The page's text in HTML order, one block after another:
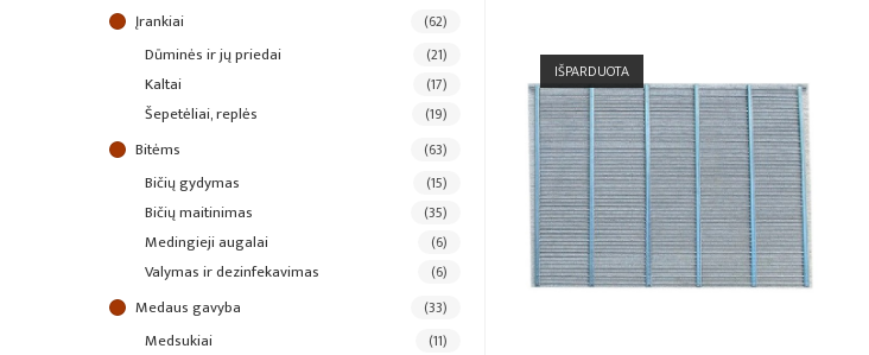
IŠPARDUOTA
įrankiai (62)
dūminės ir jų priedai (21)
kaltai (17)
šepetėliai, replės (19)
bitėms (63)
bičių gydymas (15)
bičių maitinimas (35)
medingieji augalai (6)
valymas ir dezinfekavimas (6)
medaus gavyba (33)
medsukiai (11)